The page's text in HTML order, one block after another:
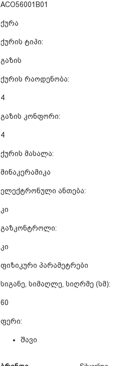
ACO56001B01
ქურა
ქურის ტიპი:
გაზის
ქურის რაოდენობა:
4
გაზის კონფორი:
4
ქურის მასალა:
მინაკერამიკა
ელექტრონული ანთება:
კი
გაზკონტროლი:
კი
ფიზიკური პარამეტრები
სიგანე, სიმაღლე, სიღრმე (სმ):
60
ფერი:
შავი